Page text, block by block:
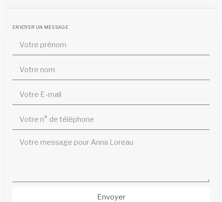
ENVOYER UN MESSAGE
Envoyer